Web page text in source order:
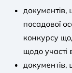
посадової
конкурсу
щодо участі
документів,